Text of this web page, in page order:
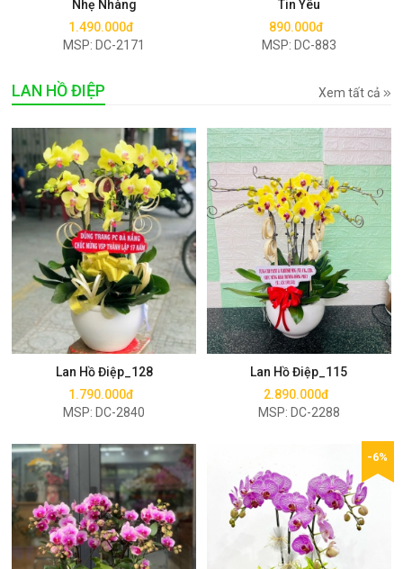
Nhẹ Nhàng
1.490.000đ
MSP: DC-2171
Tin Yêu
890.000đ
MSP: DC-883
LAN HỒ ĐIỆP Xem tất cả
Lan Hồ Điệp_128
1.790.000đ
MSP: DC-2840
Mua ngay
Lan Hồ Điệp_115
2.890.000đ
MSP: DC-2288
Mua ngay
-6%